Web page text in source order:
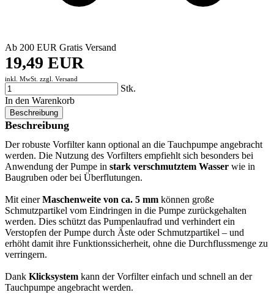
Ab 200 EUR Gratis Versand
19,49 EUR
inkl. MwSt. zzgl. Versand
Stk.
In den Warenkorb
Beschreibung
Beschreibung
Der robuste Vorfilter kann optional an die Tauchpumpe angebracht
werden. Die Nutzung des Vorfilters empfiehlt sich besonders bei
Anwendung der Pumpe in stark verschmutztem Wasser wie in
Baugruben oder bei Überflutungen.
Mit einerMaschenweite von ca. 5 mm können große
Schmutzpartikel vom Eindringen in die Pumpe zurückgehalten
werden. Dies schützt das Pumpenlaufrad und verhindert ein
Verstopfen der Pumpe durch Äste oder Schmutzpartikel – und
erhöht damit ihre Funktionssicherheit, ohne die Durchflussmenge zu
verringern.
Dank Klicksystem kann der Vorfilter einfach und schnell an der
Tauchpumpe angebracht werden.